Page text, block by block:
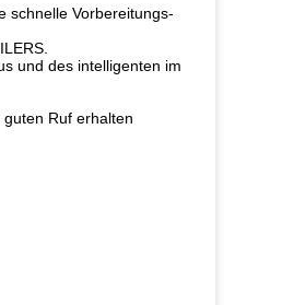
schnelle Vorbereitungs-
und des intelligenten im
Ruf erhalten